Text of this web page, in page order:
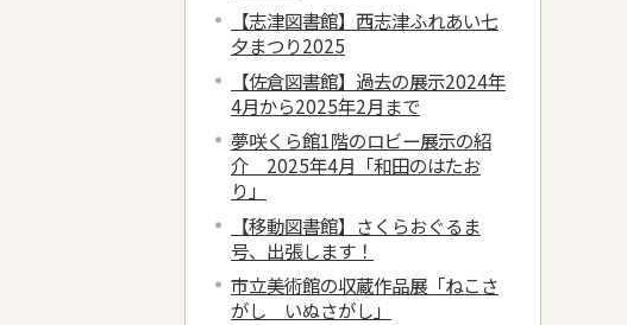
【志津図書館】西志津ふれあい七
夕まつり2025
【佐倉図書館】過去の展示2024年
4月から2025年2月まで
夢咲くら館1階のロビー展示の紹
介 2025年4月「和田のはたお
り」
【移動図書館】さくらおぐるま
号、出張します！
市立美術館の収蔵作品展「ねこさ
がし いぬさがし」